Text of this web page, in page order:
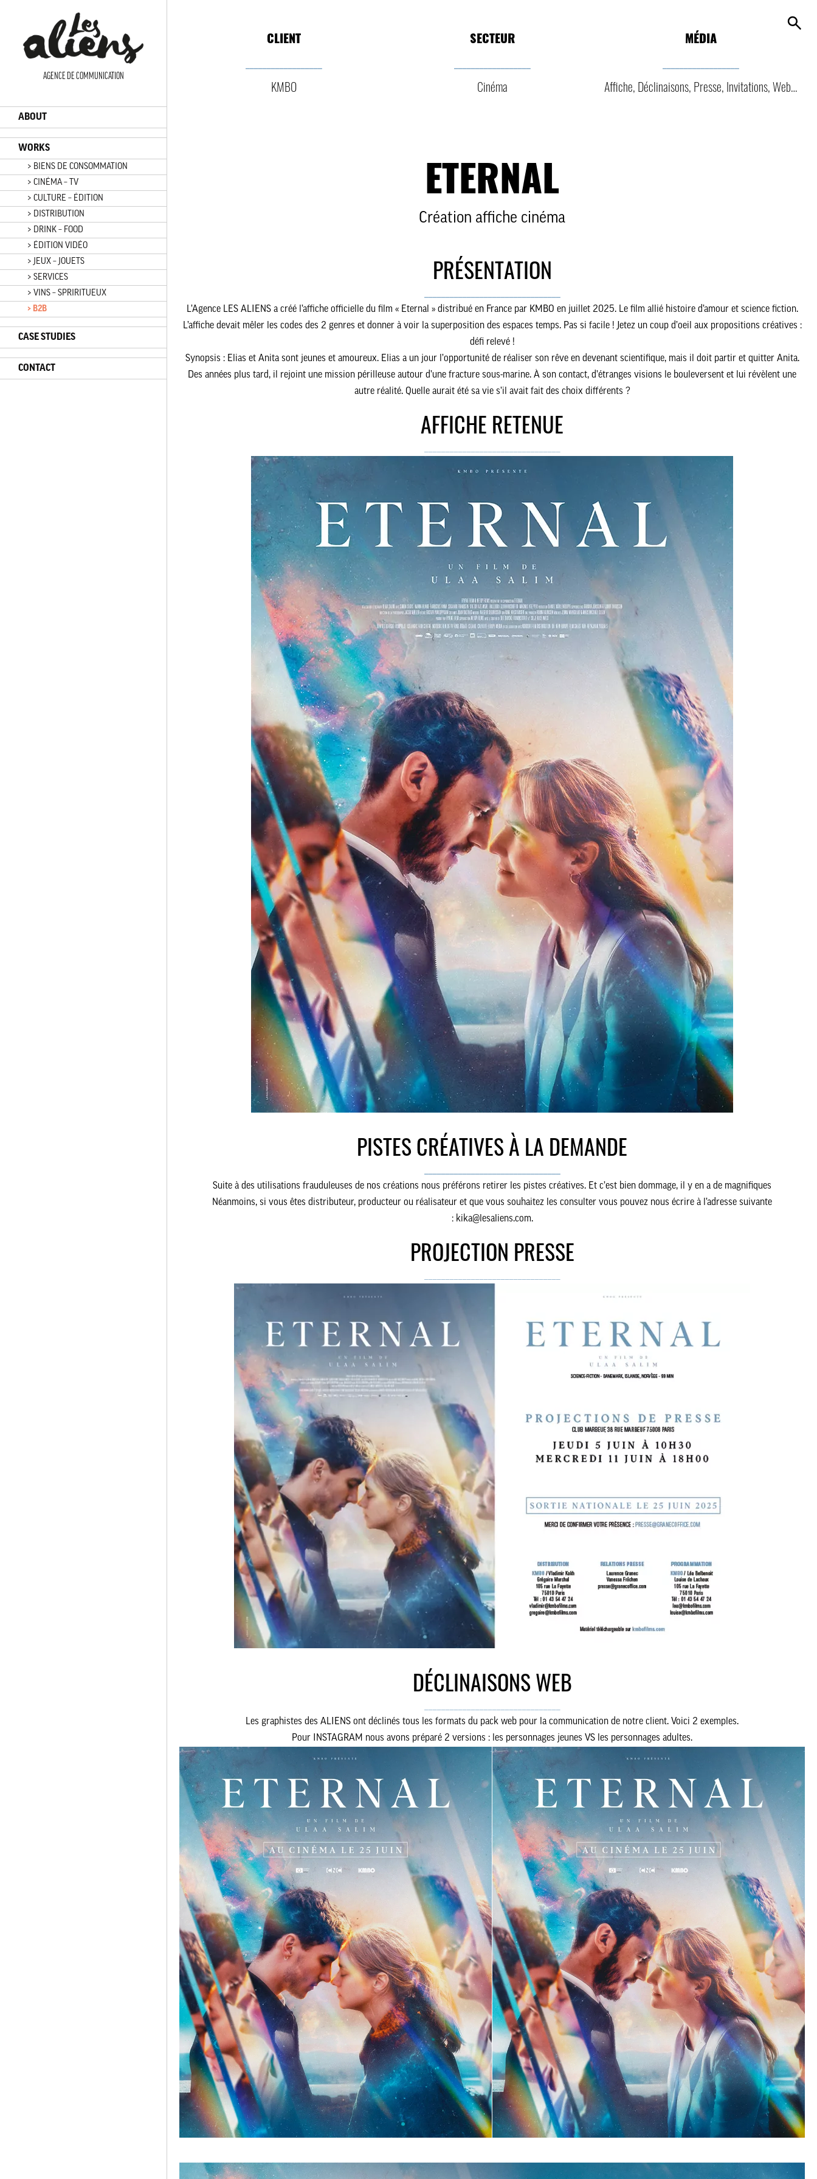
AGENCE DE COMMUNICATION
ABOUT
WORKS
> BIENS DE CONSOMMATION
> CINÉMA – TV
> CULTURE – ÉDITION
> DISTRIBUTION
> DRINK – FOOD
> ÉDITION VIDÉO
> JEUX – JOUETS
> SERVICES
> VINS – SPRIRITUEUX
> B2B
CASE STUDIES
CONTACT
CINÉMA AGENCE
J’ACCEPTE LES CONDITIONS D’UTILISATION
contact@lesaliens.com
Éric Pastol –01 49 65 10 30
18, rue de Saisset – 92120 Montrouge
CLIENT SECTEUR
MÉDIA
KMBO
Cinéma Affiche, Déclinaisons, Presse, Invitations, Web…
ETERNAL
Création affiche cinéma
PRÉSENTATION
L’Agence LES ALIENS a créé l’affiche officielle du film « Eternal » distribué en France par KMBO en juillet 2025. Le film allié histoire d’amour et science fiction.
L’affiche devait mêler les codes des 2 genres et donner à voir la superposition des espaces temps. Pas si facile ! Jetez un coup d’oeil aux propositions créatives :
défi relevé !
Synopsis : Elias et Anita sont jeunes et amoureux. Elias a un jour l’opportunité de réaliser son rêve en devenant scientifique, mais il doit partir et quitter Anita.
Des années plus tard, il rejoint une mission périlleuse autour d’une fracture sous-marine. À son contact, d’étranges visions le bouleversent et lui révèlent une
autre réalité. Quelle aurait été sa vie s’il avait fait des choix différents ?
AFFICHE RETENUE
PISTES CRÉATIVES À LA DEMANDE
Suite à des utilisations frauduleuses de nos créations nous préférons retirer les pistes créatives. Et c’est bien dommage, il y en a de magnifiques
Néanmoins, si vous êtes distributeur, producteur ou réalisateur et que vous souhaitez les consulter vous pouvez nous écrire à l’adresse suivante
: kika@lesaliens.com.
PROJECTION PRESSE
DÉCLINAISONS WEB
Les graphistes des ALIENS ont déclinés tous les formats du pack web pour la communication de notre client. Voici 2 exemples.
Pour INSTAGRAM nous avons préparé 2 versions : les personnages jeunes VS les personnages adultes.